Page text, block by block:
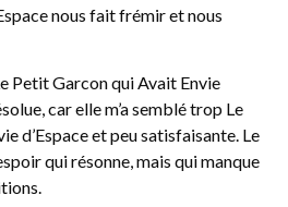
nous fait frémir et nous
Petit Garcon qui Avait Envie
car elle m’a semblé trop Le
d’Espace et peu satisfaisante. Le
qui résonne, mais qui manque